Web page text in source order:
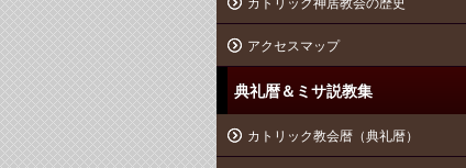
カトリック神居教会の歴史
アクセスマップ
典礼暦＆ミサ説教集
カトリック教会暦（典礼暦）